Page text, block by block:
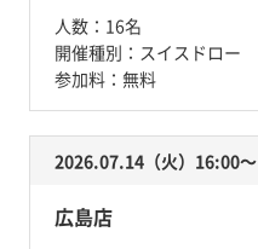
人数： 16名
開催種別： スイスドロー
参加料： 無料
2026.07.14（火）16:00〜
広島店